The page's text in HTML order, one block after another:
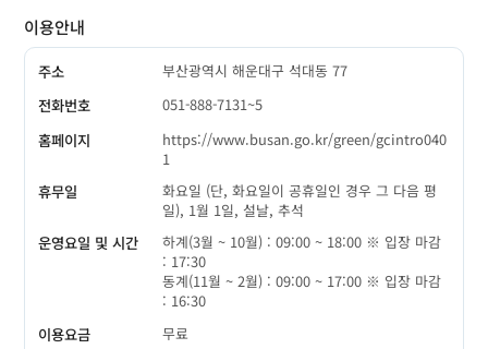
이용안내
주소
부산광역시 해운대구 석대동 77
전화번호
051-888-7131~5
홈페이지
https://www.busan.go.kr/green/gcintro040
1
휴무일
화요일 (단, 화요일이 공휴일인 경우 그 다음 평
일), 1월 1일, 설날, 추석
운영요일 및 시간
하계(3월 ~ 10월) : 09:00 ~ 18:00 ※ 입장 마감
: 17:30
동계(11월 ~ 2월) : 09:00 ~ 17:00 ※ 입장 마감
: 16:30
이용요금
무료